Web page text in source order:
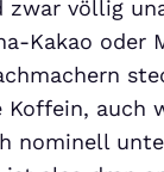
völlig
Kakao oder
auch
nominell